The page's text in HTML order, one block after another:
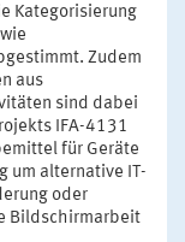
Kategorisierung
Zudem
aus
sind dabei
IFA-4131
für Geräte
um alternative IT-
oder
Bildschirmarbeit